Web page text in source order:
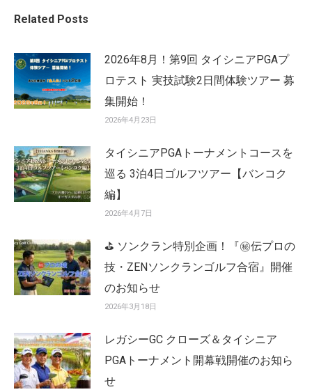
Related Posts
2026年8月！第9回 タイシニアPGAプ
ロテスト 実技試験2日間体験ツアー 募
集開始！
2026年4月23日
タイシニアPGAトーナメントコースを
巡る 3泊4日ゴルフツアー【バンコク
編】
2026年4月7日
⛳ ソンクラン特別企画！『㊙️伝プロの
技・ZENソンクランゴルフ合宿』開催
のお知らせ
2026年3月18日
レガシーGC クローズ＆タイシニア
PGAトーナメント開幕戦開催のお知ら
せ